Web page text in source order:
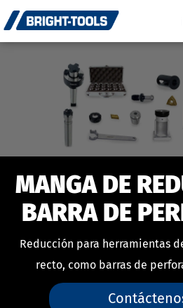
MANGA DE
BARRA DE
Reducción para herramientas
recto, como barras de